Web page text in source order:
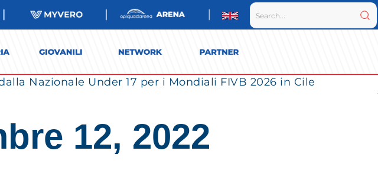
Nazionale Under 17 per i Mondiali FIVB 2026 in Cile
12, 2022